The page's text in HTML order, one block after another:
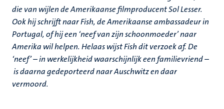
die van wijlen de Amerikaanse filmproducent Sol Lesser.
Ook hij schrijft naar Fish, de Amerikaanse ambassadeur in
Portugal, of hij een ‘neef van zijn schoonmoeder’ naar
Amerika wil helpen. Helaas wijst Fish dit verzoek af. De
‘neef’ – in werkelijkheid waarschijnlijk een familievriend –
is daarna gedeporteerd naar Auschwitz en daar
vermoord.